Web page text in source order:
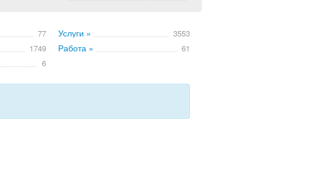
77 Услуги » 3553
1749 Работа » 61
6